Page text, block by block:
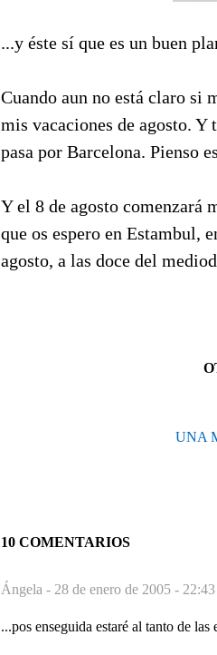
...y éste sí que es un buen
Cuando aun no está claro si
mis vacaciones de agosto.
pasa por Barcelona. Pienso
Y el 8 de agosto comenzará
que os espero en Estambul,
agosto, a las doce del
UNA
10 COMENTARIOS
Ángela - 28 de enero de 2005 - 22:43
...pos enseguida estaré al tanto de